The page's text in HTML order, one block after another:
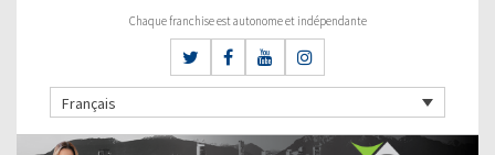
Chaque franchise est autonome et indépendante
Français